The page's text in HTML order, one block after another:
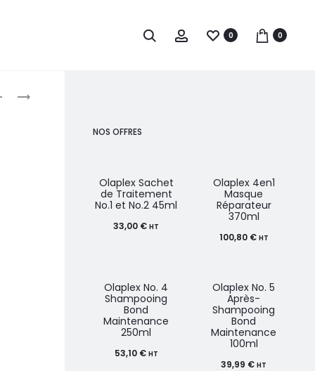
0 0
navigation
OLAPLEX
MINERALS
NOS OFFRES
Olaplex Sachet
de Traitement
No.1 et No.2 45ml
33,00 € HT
Olaplex 4en1
Masque
Réparateur
370ml
100,80 € HT
Olaplex No. 4
Shampooing
Bond
Maintenance
250ml
53,10 € HT
Olaplex No. 5
Après-
Shampooing
Bond
Maintenance
100ml
39,99 € HT